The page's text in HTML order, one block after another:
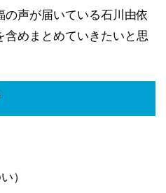
声が届いている石川由依
含めまとめていきたいと思
）